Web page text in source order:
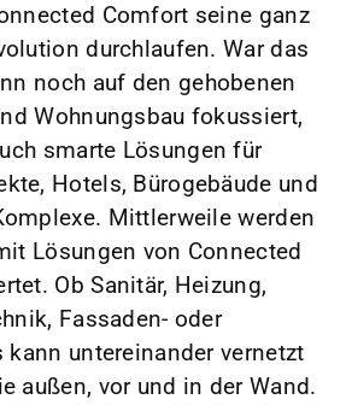
Comfort seine ganz
durchlaufen. War das
noch auf den gehobenen
Wohnungsbau fokussiert,
smarte Lösungen für
Hotels, Bürogebäude und
Mittlerweile werden
Lösungen von Connected
Ob Sanitär, Heizung,
Fassaden- oder
kann untereinander vernetzt
außen, vor und in der Wand.